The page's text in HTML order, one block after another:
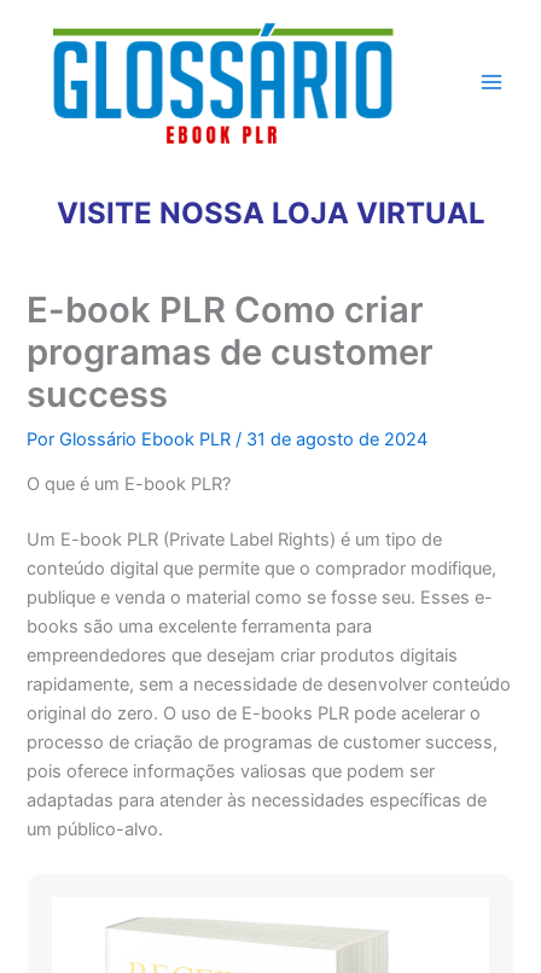
conteúdo
VISITE NOSSA LOJA VIRTUAL
E-book PLR Como criar
programas de customer
success
PorGlossário Ebook PLR/ 31 de agosto de 2024
O que é um E-book PLR?
Um E-book PLR (Private Label Rights) é um tipo de
conteúdo digital que permite que o comprador modifique,
publique e venda o material como se fosse seu. Esses e-
books são uma excelente ferramenta para
empreendedores que desejam criar produtos digitais
rapidamente, sem a necessidade de desenvolver conteúdo
original do zero. O uso de E-books PLR pode acelerar o
processo de criação de programas de customer success,
pois oferece informações valiosas que podem ser
adaptadas para atender às necessidades específicas de
um público-alvo.